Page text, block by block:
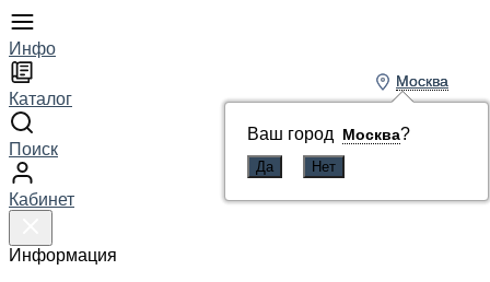
Инфо
Каталог
Поиск
Кабинет
Информация
Москва
Ваш город Москва?
Москва
Ваш город Москва?